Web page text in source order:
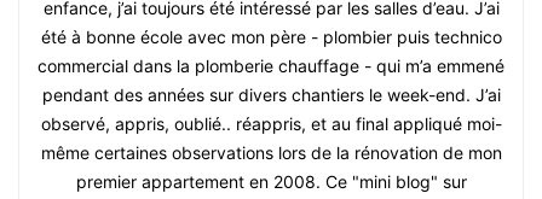
enfance, j’ai toujours été intéressé par les salles d’eau. J’ai
été à bonne école avec mon père - plombier puis technico
commercial dans la plomberie chauffage - qui m’a emmené
pendant des années sur divers chantiers le week-end. J’ai
observé, appris, oublié.. réappris, et au final appliqué moi-
même certaines observations lors de la rénovation de mon
premier appartement en 2008. Ce "mini blog" sur